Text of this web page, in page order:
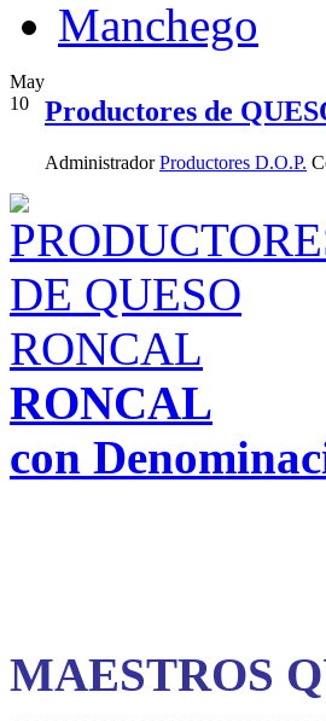
May
10
Productores de
Administrador Productores D.O.P.
RONCAL
con
MAESTROS